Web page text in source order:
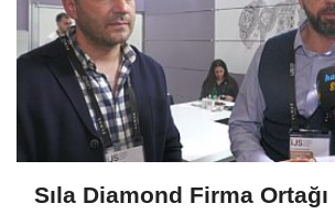
Sıla Diamond Firma Ortağı